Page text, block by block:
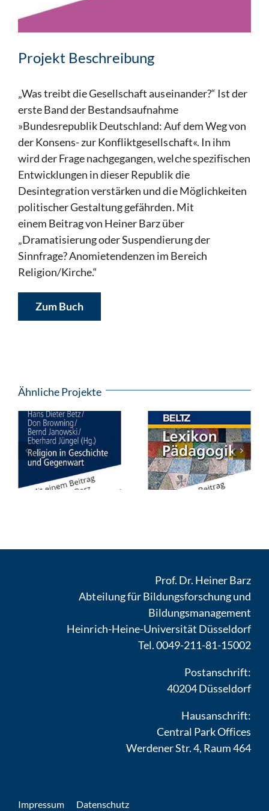
Projekt Beschreibung
„Was treibt die Gesellschaft auseinander?“ Ist der
erste Band der Bestandsaufnahme
»Bundesrepublik Deutschland: Auf dem Weg von
der Konsens- zur Konfliktgesellschaft«. In ihm
wird der Frage nachgegangen, welche spezifischen
Entwicklungen in dieser Republik die
Desintegration verstärken und die Möglichkeiten
politischer Gestaltung gefährden. Mit
einem Beitrag von Heiner Barz über
„Dramatisierung oder Suspendierung der
Sinnfrage? Anomietendenzen im Bereich
Religion/Kirche.“
Zum Buch
Ähnliche Projekte
Impressum Datenschutz
Prof. Dr. Heiner Barz
Abteilung für Bildungsforschung und
Bildungsmanagement
Heinrich-Heine-Universität Düsseldorf
Tel. 0049-211-81-15002
Postanschrift:
40204 Düsseldorf
Hausanschrift:
Central Park Offices
Werdener Str. 4, Raum 464